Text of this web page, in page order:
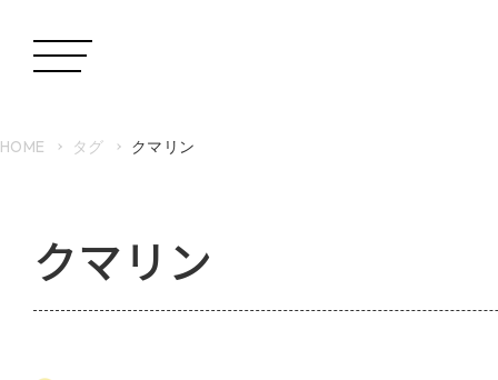
HOME タグ クマリン
クマリン